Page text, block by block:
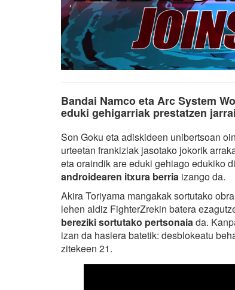
Bandai Namco eta Arc System
eduki gehigarriak prestatzen
Son Goku eta adiskideen unibertsoan
urteetan frankiziak jasotako jokorik
eta oraindik are eduki gehiago edukiko
androidearen itxura berria izango da.
Akira Toriyama mangakak sortutako
lehen aldiz FighterZrekin batera
bereziki sortutako pertsonaiada.
izan da hasiera batetik: desblokeatu
zitekeen 21.